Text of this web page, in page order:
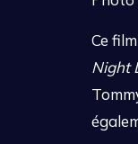
Ce
Night